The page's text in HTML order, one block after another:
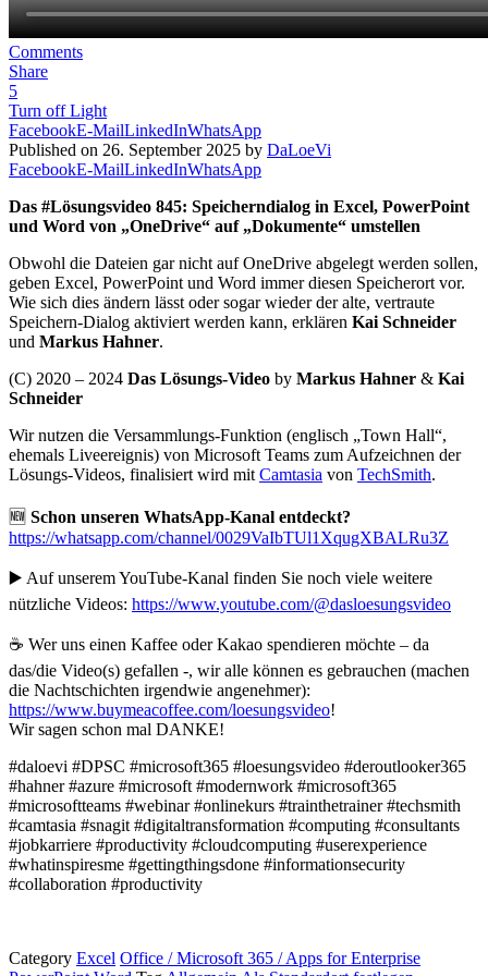
Comments
Share
5
Turn off Light
FacebookE-MailLinkedInWhatsApp
Published on 26. September 2025 by DaLoeVi
FacebookE-MailLinkedInWhatsApp
Das #Lösungsvideo 845: Speicherndialog in Excel, PowerPoint
und Word von „OneDrive“ auf „Dokumente“ umstellen
Obwohl die Dateien gar nicht auf OneDrive abgelegt werden sollen,
geben Excel, PowerPoint und Word immer diesen Speicherort vor.
Wie sich dies ändern lässt oder sogar wieder der alte, vertraute
Speichern-Dialog aktiviert werden kann, erklären Kai Schneider
und Markus Hahner.
(C) 2020 – 2024 Das Lösungs-Video by Markus Hahner & Kai
Schneider
Wir nutzen die Versammlungs-Funktion (englisch „Town Hall“,
ehemals Liveereignis) von Microsoft Teams zum Aufzeichnen der
Lösungs-Videos, finalisiert wird mit Camtasia von TechSmith.
🆕 Schon unseren WhatsApp-Kanal entdeckt?
https://whatsapp.com/channel/0029VaIbTUl1XqugXBALRu3Z
▶️ Auf unserem YouTube-Kanal finden Sie noch viele weitere
nützliche Videos: https://www.youtube.com/@dasloesungsvideo
☕ Wer uns einen Kaffee oder Kakao spendieren möchte – da
das/die Video(s) gefallen -, wir alle können es gebrauchen (machen
die Nachtschichten irgendwie angenehmer):
https://www.buymeacoffee.com/loesungsvideo!
Wir sagen schon mal DANKE!
#daloevi #DPSC #microsoft365 #loesungsvideo #deroutlooker365
#hahner #azure #microsoft #modernwork #microsoft365
#microsoftteams #webinar #onlinekurs #trainthetrainer #techsmith
#camtasia #snagit #digitaltransformation #computing #consultants
#jobkarriere #productivity #cloudcomputing #userexperience
#whatinspiresme #gettingthingsdone #informationsecurity
#collaboration #productivity
Category Excel Office / Microsoft 365 / Apps for Enterprise